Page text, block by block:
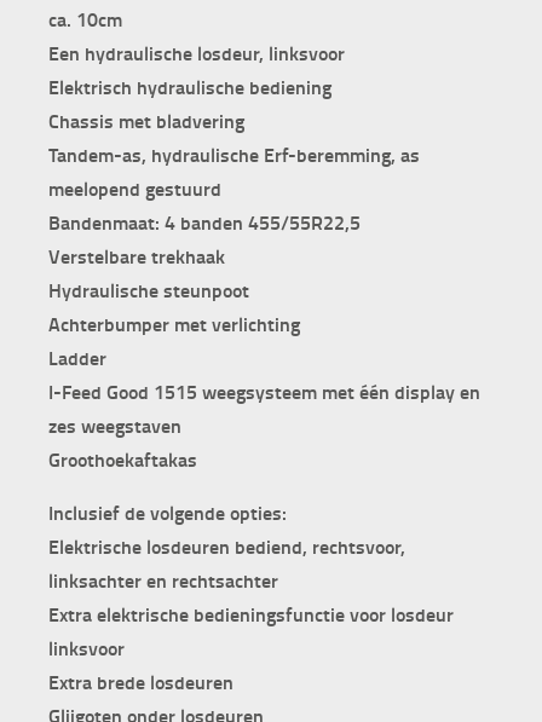
ca. 10cm
Een hydraulische losdeur, linksvoor
Elektrisch hydraulische bediening
Chassis met bladvering
Tandem-as, hydraulische Erf-beremming, as
meelopend gestuurd
Bandenmaat: 4 banden 455/55R22,5
Verstelbare trekhaak
Hydraulische steunpoot
Achterbumper met verlichting
Ladder
I-Feed Good 1515 weegsysteem met één display en
zes weegstaven
Groothoekaftakas
Inclusief de volgende opties:
Elektrische losdeuren bediend, rechtsvoor,
linksachter en rechtsachter
Extra elektrische bedieningsfunctie voor losdeur
linksvoor
Extra brede losdeuren
Glijgoten onder losdeuren